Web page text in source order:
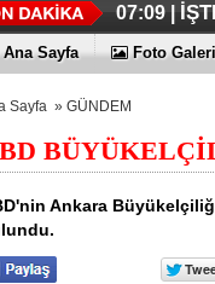
07:09 |
Ana Sayfa Foto Galeri
Sayfa » GÜNDEM
Ankara